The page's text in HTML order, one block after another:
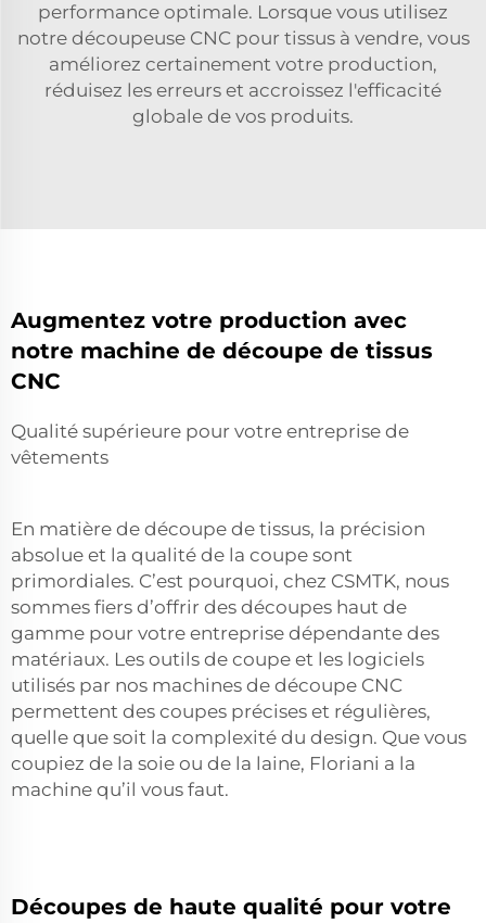
performance optimale. Lorsque vous utilisez
notre découpeuse CNC pour tissus à vendre, vous
améliorez certainement votre production,
réduisez les erreurs et accroissez l'efficacité
globale de vos produits.
Augmentez votre production avec
notre machine de découpe de tissus
CNC
Qualité supérieure pour votre entreprise de
vêtements
En matière de découpe de tissus, la précision
absolue et la qualité de la coupe sont
primordiales. C’est pourquoi, chez CSMTK, nous
sommes fiers d’offrir des découpes haut de
gamme pour votre entreprise dépendante des
matériaux. Les outils de coupe et les logiciels
utilisés par nos machines de découpe CNC
permettent des coupes précises et régulières,
quelle que soit la complexité du design. Que vous
coupiez de la soie ou de la laine, Floriani a la
machine qu’il vous faut.
Découpes de haute qualité pour votre